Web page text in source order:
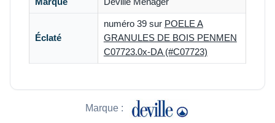
Éclaté
numéro 39 sur POELE A
GRANULES DE BOIS PENMEN
C07723.0x-DA (#C07723)
Marque :